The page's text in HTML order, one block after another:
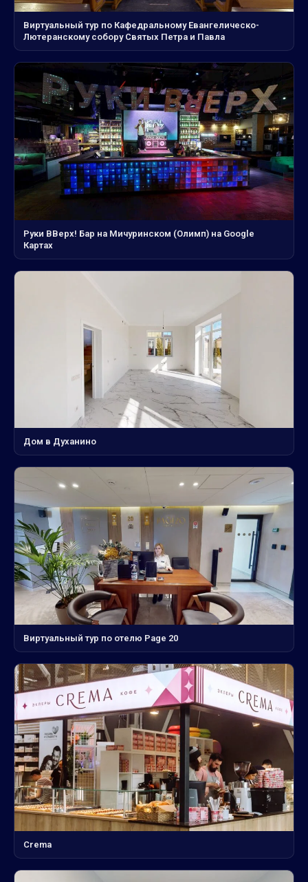
Виртуальный тур по Кафедральному Евангелическо-
Лютеранскому собору Святых Петра и Павла
Руки ВВерх! Бар на Мичуринском (Олимп) на Google
Картах
Дом в Духанино
Виртуальный тур по отелю Page 20
Crema